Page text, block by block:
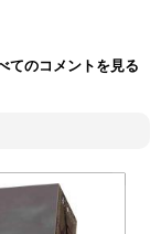
てのコメントを見る